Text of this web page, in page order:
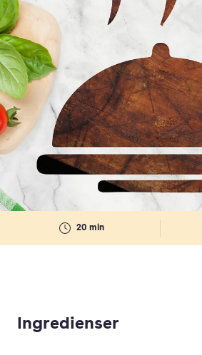
20 min
Ingredienser